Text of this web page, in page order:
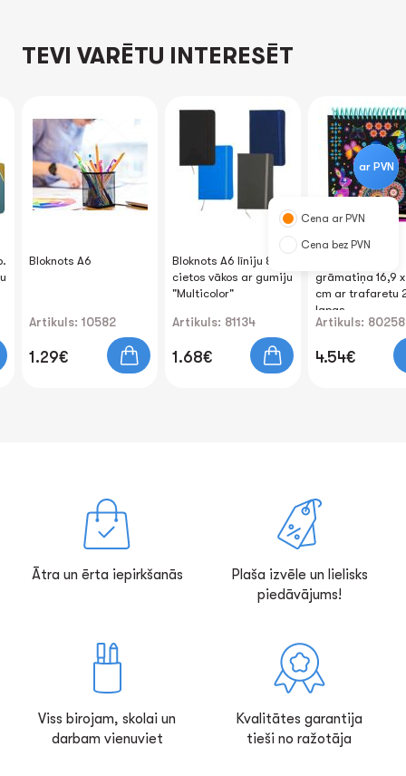
TEVI VARĒTU INTERESĒT
Bloknots A6
Artikuls: 10582
1.29€
Bloknots A6 līniju 80lp.
cietos vākos ar gumiju
"Multicolor"
Artikuls: 81134
1.68€
grāmatiņa 16,9
cm ar trafaretu
lapas.
Artikuls: 80258
4.54€
ar PVN
Cena ar PVN
Cena bez PVN
Ātra un ērta iepirkšanās
Plaša izvēle un lielisks
piedāvājums!
Viss birojam, skolai un
darbam vienuviet
Kvalitātes garantija
tieši no ražotāja